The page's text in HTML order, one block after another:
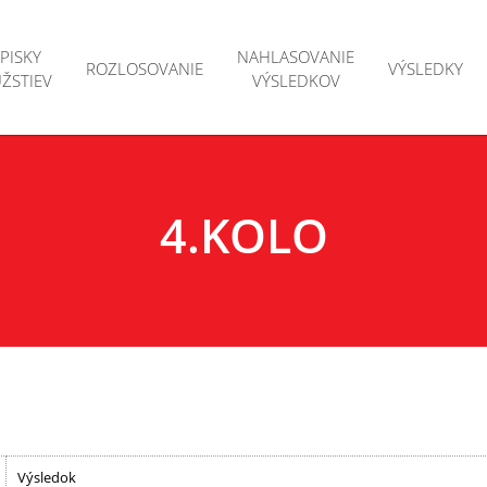
ROZLOSOVANIE
NAHLASOVANIE
VÝSLEDKOV
VÝSLEDKY
4.KOLO
Výsledok